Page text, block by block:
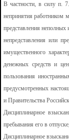
В частности, в силу п.
непринятия работником
представления неполных
непредставления или
имущественного
денежных средств и
пользования
предусмотренных
и Правительства
Дисциплинарное
пребывания его в
Дисциплинарное